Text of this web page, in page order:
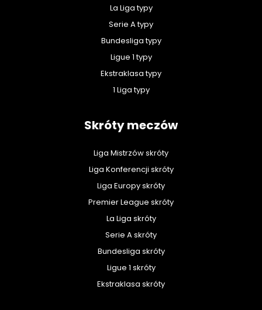
La Liga typy
Serie A typy
Bundesliga typy
Ligue 1 typy
Ekstraklasa typy
1 Liga typy
Skróty meczów
Liga Mistrzów skróty
Liga Konferencji skróty
Liga Europy skróty
Premier League skróty
La Liga skróty
Serie A skróty
Bundesliga skróty
Ligue 1 skróty
Ekstraklasa skróty